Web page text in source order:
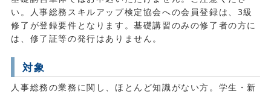
い。人事総務スキルアップ検定協会への会員登録は、3級
修了が登録要件となります。基礎講習のみの修了者の方に
は、修了証等の発行はありません。
対象
人事総務の業務に関し、ほとんど知識がない方。学生・新